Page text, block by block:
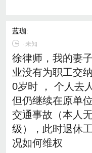
蓝珈:
∙ 未知
徐律师，我的妻
业没有为职工交
0岁时 ， 个人去
但仍继续在原单
交通事故（本人
级），此时退休
况如何维权